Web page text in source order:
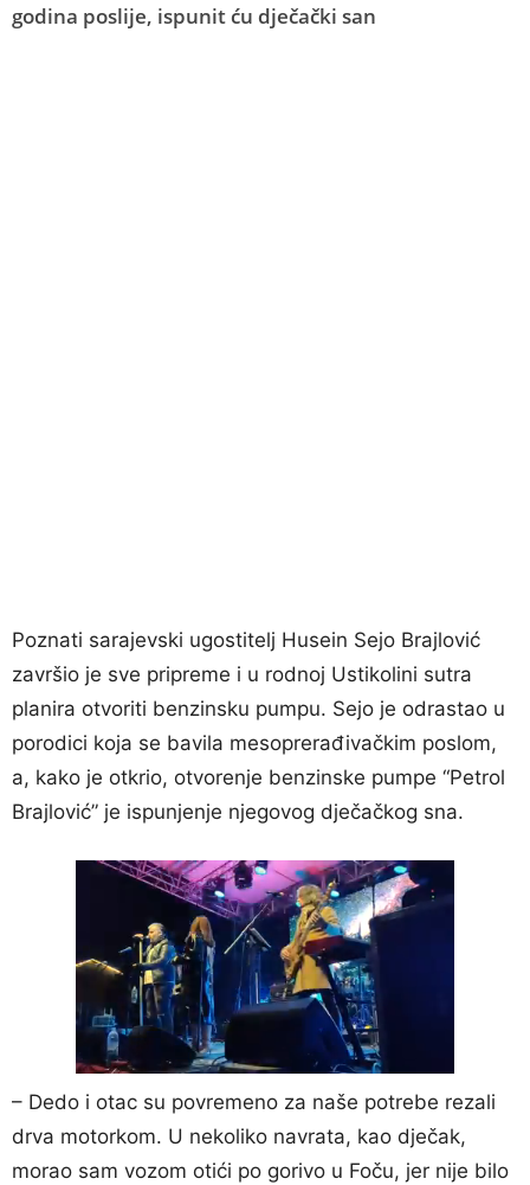
godina poslije, ispunit ću dječački san
Poznati sarajevski ugostitelj Husein Sejo Brajlović
završio je sve pripreme i u rodnoj Ustikolini sutra
planira otvoriti benzinsku pumpu. Sejo je odrastao u
porodici koja se bavila mesoprerađivačkim poslom,
a, kako je otkrio, otvorenje benzinske pumpe “Petrol
Brajlović” je ispunjenje njegovog dječačkog sna.
– Dedo i otac su povremeno za naše potrebe rezali
drva motorkom. U nekoliko navrata, kao dječak,
morao sam vozom otići po gorivo u Foču, jer nije bilo